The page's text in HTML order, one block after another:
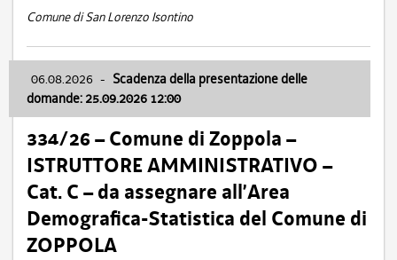
Comune di San Lorenzo Isontino
06.08.2026 - Scadenza della presentazione delle
domande: 25.09.2026 12:00
334/26 – Comune di Zoppola –
ISTRUTTORE AMMINISTRATIVO –
Cat. C – da assegnare all’Area
Demografica-Statistica del Comune di
ZOPPOLA